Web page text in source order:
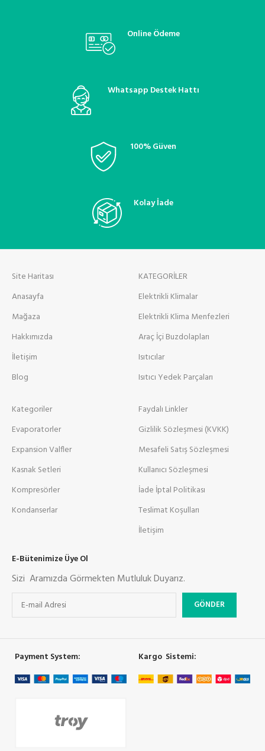
Online Ödeme
Whatsapp Destek Hattı
100% Güven
Kolay İade
Site Haritası
Anasayfa
Mağaza
Hakkımızda
İletişim
Blog
KATEGORİLER
Elektrikli Klimalar
Elektrikli Klima Menfezleri
Araç İçi Buzdolapları
Isıtıcılar
Isıtıcı Yedek Parçaları
Kategoriler
Evaporatorler
Expansion Valfler
Kasnak Setleri
Kompresörler
Kondanserlar
Faydalı Linkler
Gizlilik Sözleşmesi (KVKK)
Mesafeli Satış Sözleşmesi
Kullanıcı Sözleşmesi
İade İptal Politikası
Teslimat Koşulları
İletişim
E-Bütenimize Üye Ol
Sizi Aramızda Görmekten Mutluluk Duyarız.
Payment System: Kargo Sistemi: